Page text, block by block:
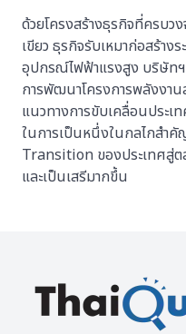
ด้วยโครงสร้างธุรกิจที่ครบว
เขียว ธุรกิจรับเหมาก่อสร้าง
อุปกรณ์ไฟฟ้าแรงสูง บริษัทฯ
การพัฒนาโครงการพลังงา
แนวทางการขับเคลื่อนประ
ในการเป็นหนึ่งในกลไกสำ
Transition ของประเทศสู่ต
และเป็นเสรีมากขึ้น